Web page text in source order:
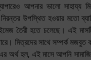
আপনার ভালো সাহায্য
নিরন্তর উপস্থিত হওয়ার মতো
তৈরী হতে চলেছে। এই
মিত্রদের সাথে সম্পর্ক মজবুত
অর্থ হল, এই মাসে আপনি